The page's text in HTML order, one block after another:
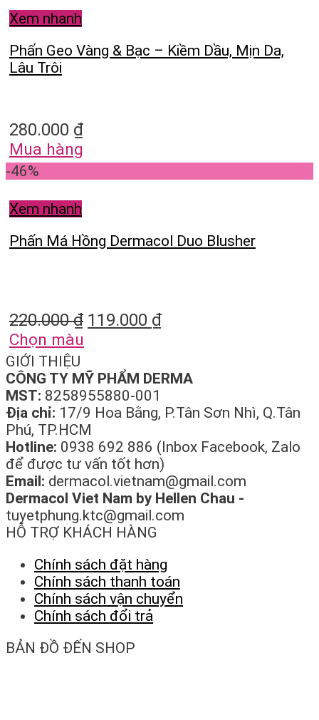
Xem nhanh
Phấn Geo Vàng & Bạc – Kiềm Dầu, Mịn Da,
Lâu Trôi
280.000 ₫
Mua hàng
-46%
Xem nhanh
Phấn Má Hồng Dermacol Duo Blusher
220.000₫ 119.000 ₫
Chọn màu
GIỚI THIỆU
CÔNG TY MỸ PHẨM DERMA
MST: 8258955880-001
Địa chỉ: 17/9 Hoa Bằng, P.Tân Sơn Nhì, Q.Tân
Phú, TP.HCM
Hotline: 0938 692 886 (Inbox Facebook, Zalo
để được tư vấn tốt hơn)
Email: dermacol.vietnam@gmail.com
Dermacol Viet Nam by Hellen Chau -
tuyetphung.ktc@gmail.com
HỖ TRỢ KHÁCH HÀNG
Chính sách đặt hàng
Chính sách thanh toán
Chính sách vận chuyển
Chính sách đổi trả
BẢN ĐỒ ĐẾN SHOP